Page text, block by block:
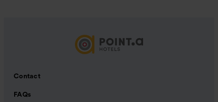
Contact
FAQs